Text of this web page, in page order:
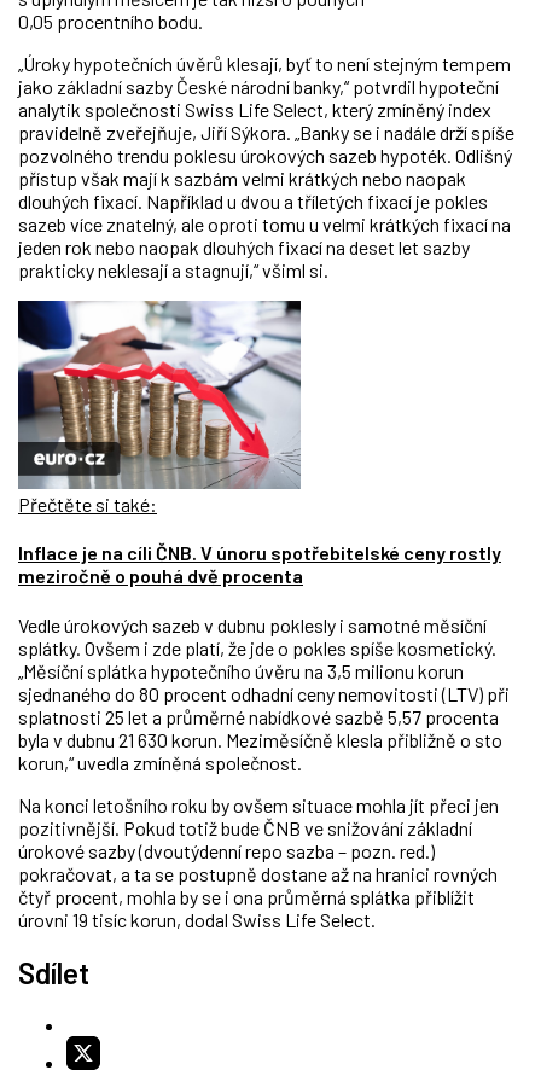
0,05 procentního bodu.
„Úroky hypotečních úvěrů klesají, byť to není stejným tempem
jako základní sazby České národní banky,“ potvrdil hypoteční
analytik společnosti Swiss Life Select, který zmíněný index
pravidelně zveřejňuje, Jiří Sýkora. „Banky se i nadále drží spíše
pozvolného trendu poklesu úrokových sazeb hypoték. Odlišný
přístup však mají k sazbám velmi krátkých nebo naopak
dlouhých fixací. Například u dvou a tříletých fixací je pokles
sazeb více znatelný, ale oproti tomu u velmi krátkých fixací na
jeden rok nebo naopak dlouhých fixací na deset let sazby
prakticky neklesají a stagnují,“ všiml si.
Přečtěte si také:
Inflace je na cíli ČNB. V únoru spotřebitelské ceny rostly
meziročně o pouhá dvě procenta
Vedle úrokových sazeb v dubnu poklesly i samotné měsíční
splátky. Ovšem i zde platí, že jde o pokles spíše kosmetický.
„Měsíční splátka hypotečního úvěru na 3,5 milionu korun
sjednaného do 80 procent odhadní ceny nemovitosti (LTV) při
splatnosti 25 let a průměrné nabídkové sazbě 5,57 procenta
byla v dubnu 21 630 korun. Meziměsíčně klesla přibližně o sto
korun,“ uvedla zmíněná společnost.
Na konci letošního roku by ovšem situace mohla jít přeci jen
pozitivnější. Pokud totiž bude ČNB ve snižování základní
úrokové sazby (dvoutýdenní repo sazba – pozn. red.)
pokračovat, a ta se postupně dostane až na hranici rovných
čtyř procent, mohla by se i ona průměrná splátka přiblížit
úrovni 19 tisíc korun, dodal Swiss Life Select.
Sdílet